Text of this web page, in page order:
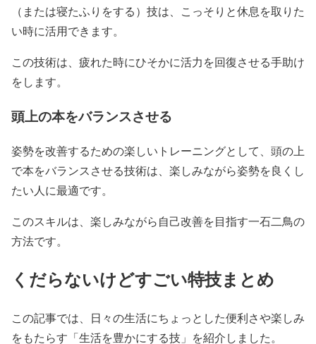
（または寝たふりをする）技は、こっそりと休息を取りた
い時に活用できます。
この技術は、疲れた時にひそかに活力を回復させる手助け
をします。
頭上の本をバランスさせる
姿勢を改善するための楽しいトレーニングとして、頭の上
で本をバランスさせる技術は、楽しみながら姿勢を良くし
たい人に最適です。
このスキルは、楽しみながら自己改善を目指す一石二鳥の
方法です。
くだらないけどすごい特技まとめ
この記事では、日々の生活にちょっとした便利さや楽しみ
をもたらす「生活を豊かにする技」を紹介しました。